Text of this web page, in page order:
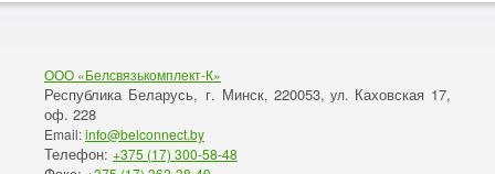
ООО «Белсвязькомплект-К»
Республика Беларусь, г. Минск, 220053, ул. Каховская 17,
оф. 228
Email:info@belconnect.by
Телефон: +375 (17) 300-58-48